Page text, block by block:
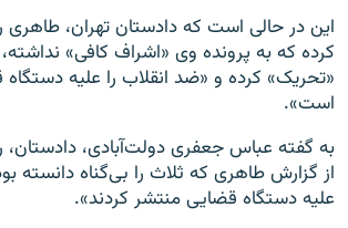
این در حالی است که دادستان تهران، طاهری
کرده که به پرونده وی «اشراف کافی»
«تحریک» کرده و «ضد انقلاب را علیه
است».
به گفته عباس جعفری دولت‌آبادی، دادستان،
از گزارش طاهری که ثلاث را بی‌گناه دانسته
علیه دستگاه قضایی منتشر کردند».